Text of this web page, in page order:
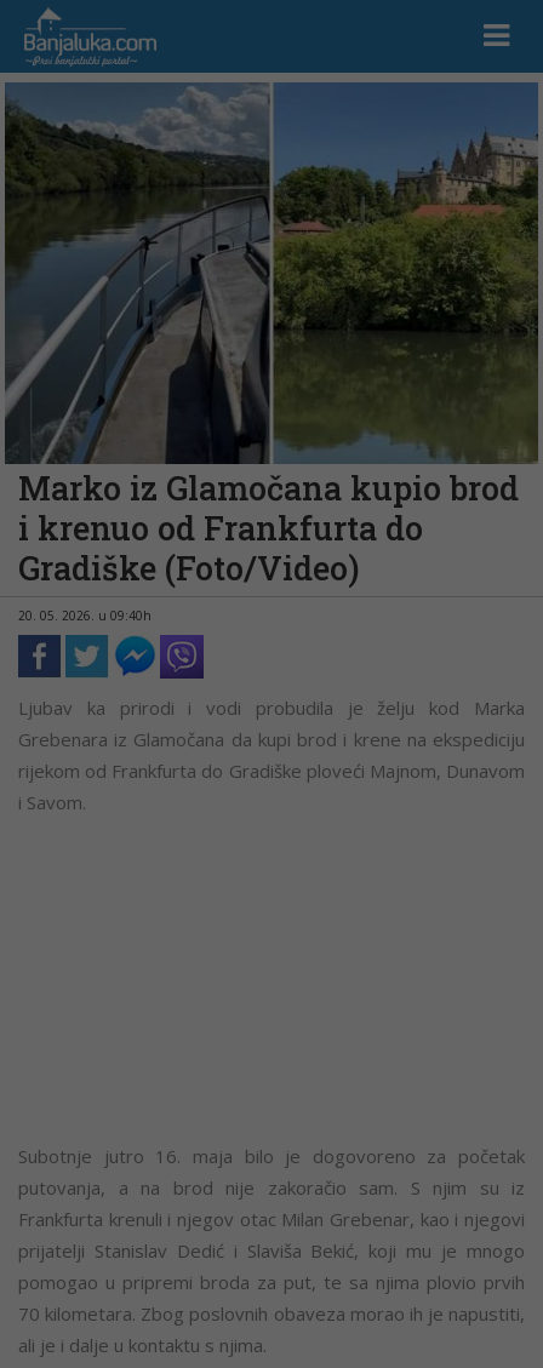
Marko iz Glamočana kupio brod
i krenuo od Frankfurta do
Gradiške (Foto/Video)
20. 05. 2026. u 09:40h
Ljubav ka prirodi i vodi probudila je želju kod Marka
Grebenara iz Glamočana da kupi brod i krene na ekspediciju
rijekom od Frankfurta do Gradiške ploveći Majnom, Dunavom
i Savom.
Subotnje jutro 16. maja bilo je dogovoreno za početak
putovanja, a na brod nije zakoračio sam. S njim su iz
Frankfurta krenuli i njegov otac Milan Grebenar, kao i njegovi
prijatelji Stanislav Dedić i Slaviša Bekić, koji mu je mnogo
pomogao u pripremi broda za put, te sa njima plovio prvih
70 kilometara. Zbog poslovnih obaveza morao ih je napustiti,
ali je i dalje u kontaktu s njima.